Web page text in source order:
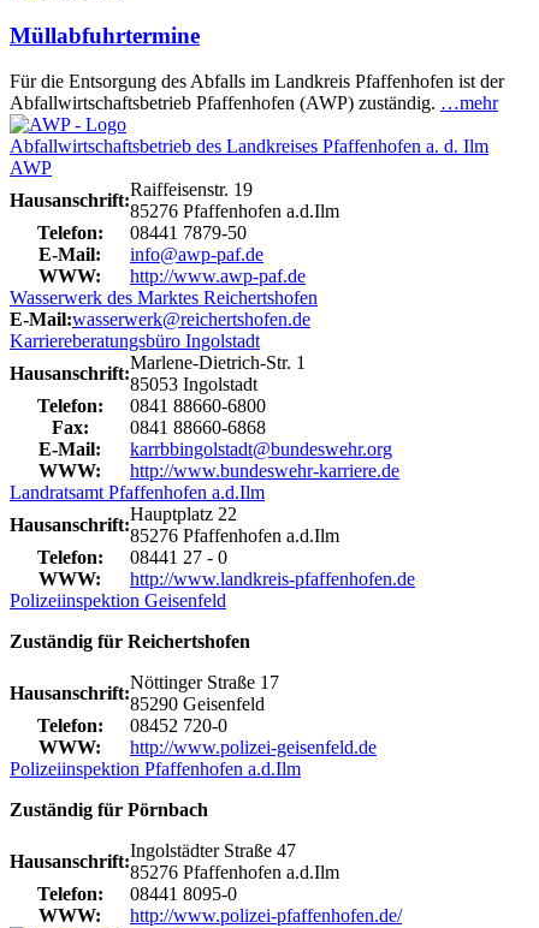
Müllabfuhrtermine
Für die Entsorgung des Abfalls im Landkreis Pfaffenhofen ist der
Abfallwirtschaftsbetrieb Pfaffenhofen (AWP) zuständig. …mehr
Abfallwirtschaftsbetrieb des Landkreises Pfaffenhofen a. d. Ilm
AWP
Hausanschrift:
Raiffeisenstr. 19
85276 Pfaffenhofen a.d.Ilm
Telefon:
08441 7879-50
E-Mail:
info@awp-paf.de
WWW:
http://www.awp-paf.de
Wasserwerk des Marktes Reichertshofen
E-Mail:wasserwerk@reichertshofen.de
Karriereberatungsbüro Ingolstadt
Hausanschrift:
Marlene-Dietrich-Str. 1
85053 Ingolstadt
Telefon:
0841 88660-6800
Fax:
0841 88660-6868
E-Mail:
karrbbingolstadt@bundeswehr.org
WWW:
http://www.bundeswehr-karriere.de
Landratsamt Pfaffenhofen a.d.Ilm
Hausanschrift:
Hauptplatz 22
85276 Pfaffenhofen a.d.Ilm
Telefon:
08441 27 - 0
WWW:
http://www.landkreis-pfaffenhofen.de
Polizeiinspektion Geisenfeld
Zuständig für Reichertshofen
Hausanschrift:
Nöttinger Straße 17
85290 Geisenfeld
Telefon:
08452 720-0
WWW:
http://www.polizei-geisenfeld.de
Polizeiinspektion Pfaffenhofen a.d.Ilm
Zuständig für Pörnbach
Hausanschrift:
Ingolstädter Straße 47
85276 Pfaffenhofen a.d.Ilm
Telefon:
08441 8095-0
WWW:
http://www.polizei-pfaffenhofen.de/